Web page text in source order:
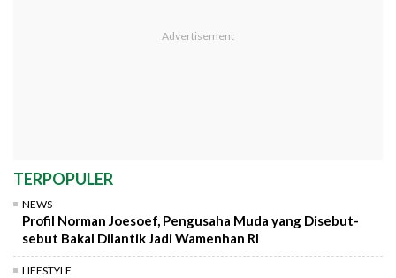
TERPOPULER
NEWS
Profil Norman Joesoef, Pengusaha Muda yang Disebut-
sebut Bakal Dilantik Jadi Wamenhan RI
LIFESTYLE